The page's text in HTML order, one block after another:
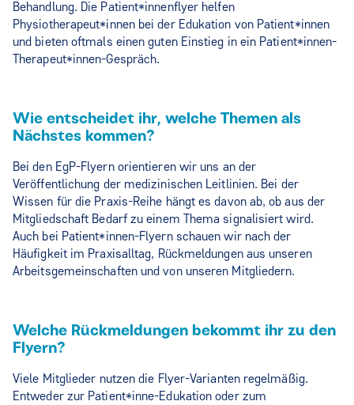
Behandlung. Die Patient*innenflyer helfen
Physiotherapeut*innen bei der Edukation von Patient*innen
und bieten oftmals einen guten Einstieg in ein Patient*innen-
Therapeut*innen-Gespräch.
Wie entscheidet ihr, welche Themen als
Nächstes kommen?
Bei den EgP-Flyern orientieren wir uns an der
Veröffentlichung der medizinischen Leitlinien. Bei der
Wissen für die Praxis-Reihe hängt es davon ab, ob aus der
Mitgliedschaft Bedarf zu einem Thema signalisiert wird.
Auch bei Patient*innen-Flyern schauen wir nach der
Häufigkeit im Praxisalltag, Rückmeldungen aus unseren
Arbeitsgemeinschaften und von unseren Mitgliedern.
Welche Rückmeldungen bekommt ihr zu den
Flyern?
Viele Mitglieder nutzen die Flyer-Varianten regelmäßig.
Entweder zur Patient*inne-Edukation oder zum